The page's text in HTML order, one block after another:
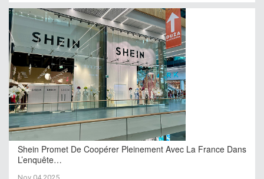
Shein Promet De Coopérer Pleinement Avec La France Dans
L’enquête…